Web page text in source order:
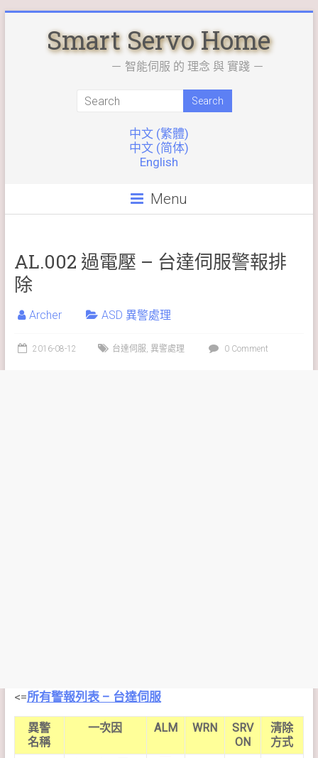
Smart Servo Home
－ 智能伺服 的 理念 與 實踐 －
中文 (繁體)
中文 (简体)
English
Menu
AL.002 過電壓 – 台達伺服警報排
除
Archer ASD 異警處理
2016-08-12 台達伺服, 異警處理 0 Comment
<=所有警報列表 – 台達伺服
異警
名稱
一次因 ALM WRN
SRV
ON
清除
方式